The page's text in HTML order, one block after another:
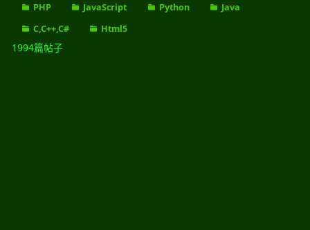
PHP JavaScript Python
Java
C,C++,C#
Html5
1994篇帖子